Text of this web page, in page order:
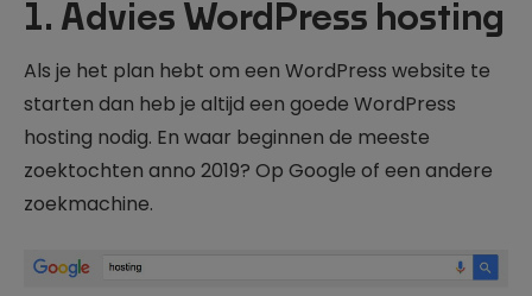
1. Advies WordPress hosting
Als je het plan hebt om een WordPress website te
starten dan heb je altijd een goede WordPress
hosting nodig. En waar beginnen de meeste
zoektochten anno 2019? Op Google of een andere
zoekmachine.